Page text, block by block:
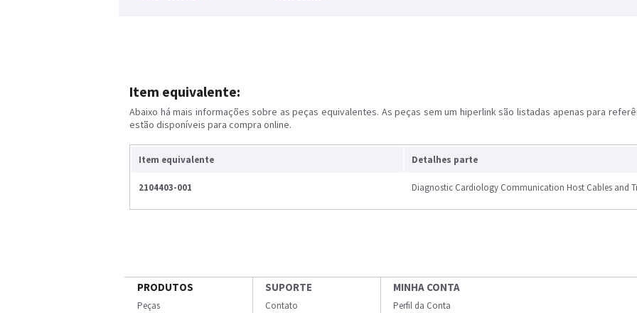
Item equivalente:
Abaixo há mais informações sobre as peças equivalentes. As peças sem um hiperlink são listadas apenas para
estão disponíveis para compra online.
Item equivalente Detalhes parte
2104403-001 Diagnostic Cardiology Communication Host Cables and
PRODUTOS
Peças
SUPORTE
Contato
MINHA CONTA
Perfil da Conta